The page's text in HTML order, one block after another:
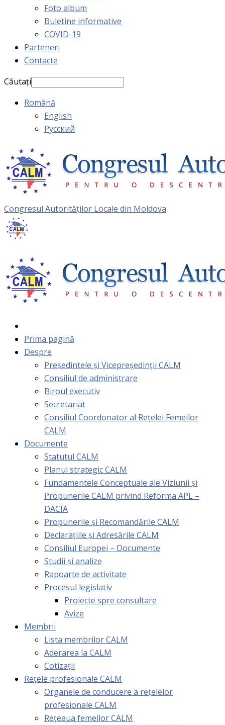
Foto album
Buletine informative
COVID-19
Parteneri
Contacte
Căutați
Română
English
Русский
Congresul Autorităţilor Locale din Moldova
Prima pagină
Despre
Președintele și Vicepreședinții CALM
Consiliul de administrare
Biroul executiv
Secretariat
Consiliul Coordonator al Rețelei Femeilor
CALM
Documente
Statutul CALM
Planul strategic CALM
Fundamentele Conceptuale ale Viziunii și
Propunerile CALM privind Reforma APL –
DACIA
Propunerile și Recomandările CALM
Declarațiile și Adresările CALM
Consiliul Europei – Documente
Studii și analize
Rapoarte de activitate
Procesul legislativ
Proiecte spre consultare
Avize
Membrii
Lista membrilor CALM
Aderarea la CALM
Cotizaţii
Rețele profesionale CALM
Organele de conducere a rețelelor
profesionale CALM
Rețeaua femeilor CALM